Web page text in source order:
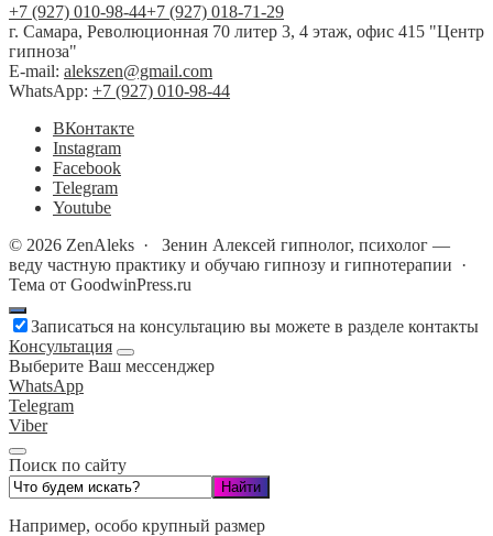
+7 (927) 010-98-44+7 (927) 018-71-29
г. Самара, Революционная 70 литер 3, 4 этаж, офис 415 "Центр
гипноза"
E-mail: alekszen@gmail.com
WhatsApp: +7 (927) 010-98-44
BКонтакте
Instagram
Facebook
Telegram
Youtube
© 2026 ZenAleks · Зенин Алексей гипнолог, психолог —
веду частную практику и обучаю гипнозу и гипнотерапии ·
Тема от GoodwinPress.ru
Записаться на консультацию вы можете в разделе контакты
Консультация
Выберите Ваш мессенджер
WhatsApp
Telegram
Viber
Поиск по сайту
Например, особо крупный размер